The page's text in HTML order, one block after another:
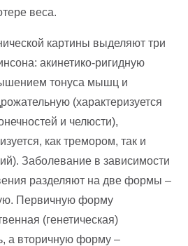
веса.
картины выделяют три
акинетико-ригидную
тонуса мышц и
(характеризуется
и челюсти),
как тремором, так и
Заболевание в зависимости
разделяют на две формы –
Первичную форму
(генетическая)
а вторичную форму –